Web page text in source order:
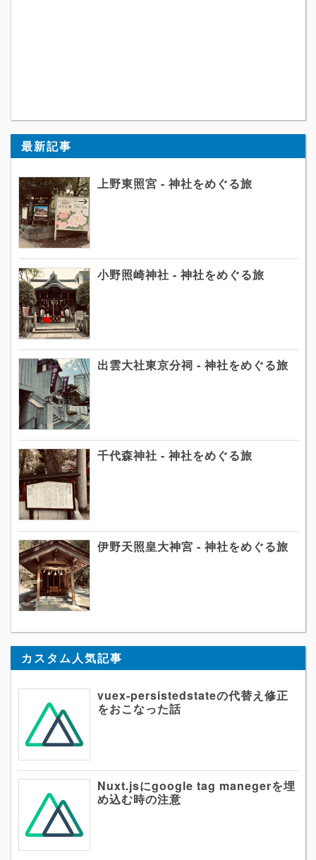
最新記事
上野東照宮 - 神社をめぐる旅
小野照崎神社 - 神社をめぐる旅
出雲大社東京分祠 - 神社をめぐる旅
千代森神社 - 神社をめぐる旅
伊野天照皇大神宮 - 神社をめぐる旅
カスタム人気記事
vuex-persistedstateの代替え修正
をおこなった話
Nuxt.jsにgoogle tag manegerを埋
め込む時の注意